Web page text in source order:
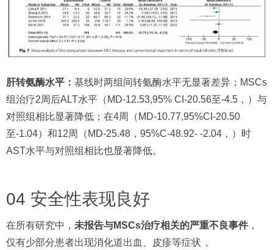
肝转氨酶水平： 基线时两组间转氨酶水平无显著差异；MSCs
组治疗2周后ALT水平（MD-12.53,95% CI-20.56至-4.5，）与
对照组相比显著降低；在4周（MD-10.77,95%CI-20.50
至-1.04）和12周（MD-25.48，95%C-48.92- -2.04，）时
AST水平与对照组相比也显著降低。
04 安全性表现良好
在所有研究中， 未报告与MSCs治疗相关的严重不良事件，
仅有少部分患者出现消化道出血、皮疹等症状 。